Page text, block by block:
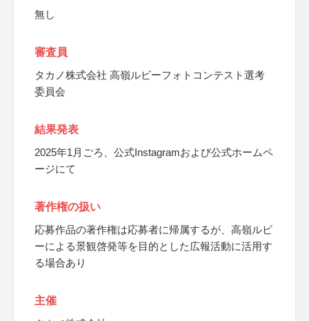
無し
審査員
タカノ株式会社 高嶺ルビーフォトコンテスト選考
委員会
結果発表
2025年1月ごろ、公式Instagramおよび公式ホームペ
ージにて
著作権の扱い
応募作品の著作権は応募者に帰属するが、高嶺ルビ
ーによる景観啓発等を目的とした広報活動に活用す
る場合あり
主催